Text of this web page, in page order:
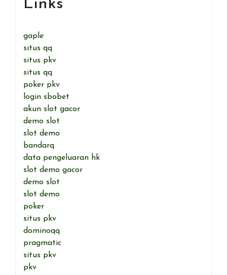
Links
gaple
situs qq
situs pkv
situs qq
poker pkv
login sbobet
akun slot gacor
demo slot
slot demo
bandarq
data pengeluaran hk
slot demo gacor
demo slot
slot demo
poker
situs pkv
dominoqq
pragmatic
situs pkv
pkv